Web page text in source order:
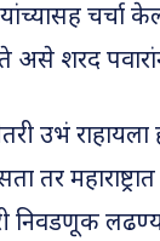
चर्चा
असे शरद
उभं
तर
निवडणूक